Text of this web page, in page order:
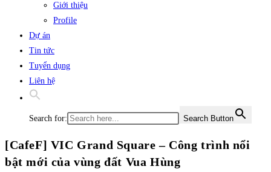
Giới thiệu
Profile
Dự án
Tin tức
Tuyển dụng
Liên hệ
Search for: Search Button
[CafeF] VIC Grand Square – Công trình nổi
bật mới của vùng đất Vua Hùng